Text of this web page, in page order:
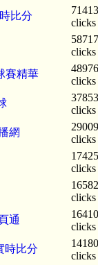
比分
71413
clicks
58717
clicks
賽精華
48976
clicks
37853
clicks
網
29009
clicks
17425
clicks
16582
clicks
通
16410
clicks
時比分
14180
clicks